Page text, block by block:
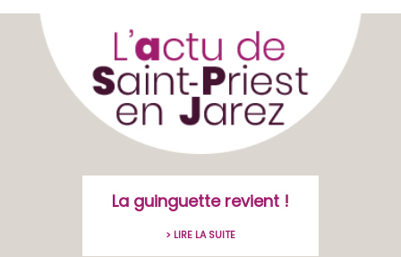
La guinguette revient !
> LIRE LA SUITE